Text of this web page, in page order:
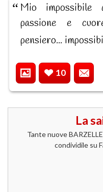
Mio impossibile
passione e
pensiero...
10
La
Tante nuove
condividile su